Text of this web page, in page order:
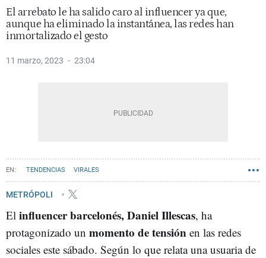
El arrebato le ha salido caro al influencer ya que,
aunque ha eliminado la instantánea, las redes han
inmortalizado el gesto
11 marzo, 2023 23:04
TENDENCIAS VIRALES
METRÓPOLI
El influencer barcelonés, Daniel Illescas, ha
protagonizado un momento de tensión en las redes
sociales este sábado. Según lo que relata una usuaria de